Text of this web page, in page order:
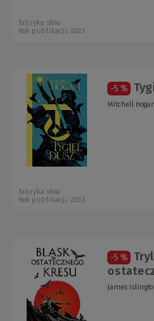
fabryka słów
Rok publikacji: 2023
-5 %
Mitchell Hogan
fabryka słów
Rok publikacji: 2022
-5 %
James